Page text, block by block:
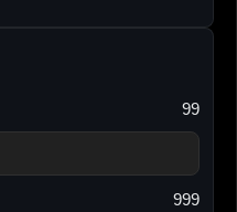
99
999